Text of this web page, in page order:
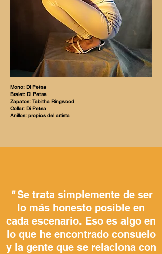
Mono: Di Petsa
Bralet: Di Petsa
Zapatos: Tabitha Ringwood
Collar: Di Petsa
Anillos: propios del artista
" Se trata simplemente de ser
lo más honesto posible en
cada escenario. Eso es algo en
lo que he encontrado consuelo
y la gente que se relaciona con